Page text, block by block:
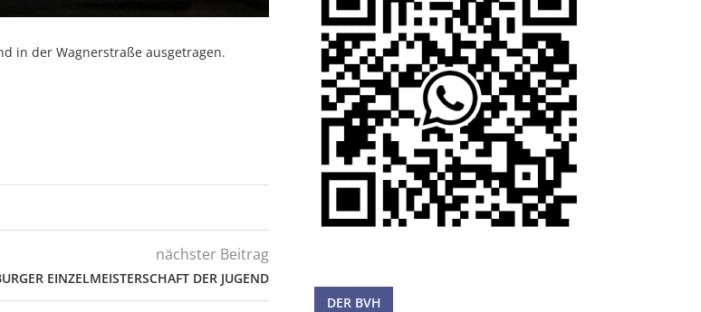
in der Wagnerstraße ausgetragen.
nächster Beitrag
EINZELMEISTERSCHAFT DER JUGEND
DER BVH